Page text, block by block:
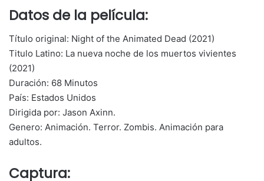
Datos de la película:
Título original: Night of the Animated Dead (2021)
Titulo Latino: La nueva noche de los muertos vivientes
(2021)
Duración: 68 Minutos
País: Estados Unidos
Dirigida por: Jason Axinn.
Genero: Animación. Terror. Zombis. Animación para
adultos.
Captura: